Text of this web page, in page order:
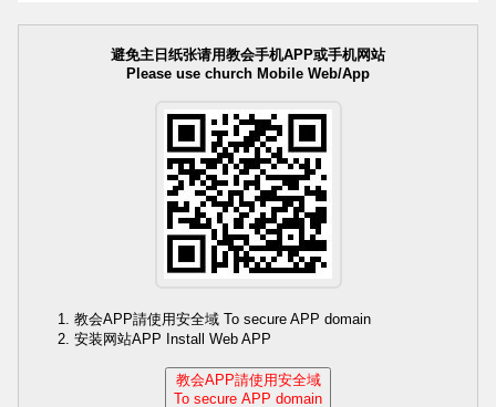
避免主日纸张请用教会手机APP或手机网站
Please use church Mobile Web/App
教会APP請使用安全域 To secure APP domain
安装网站APP Install Web APP
教会APP請使用安全域
To secure APP domain